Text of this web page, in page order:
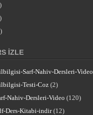
İZLE
Sarf-Nahiv-Dersleri-Video
Testi-Coz (2)
Nahiv-Dersleri-Video (120)
Ders-Kitabi-indir (12)